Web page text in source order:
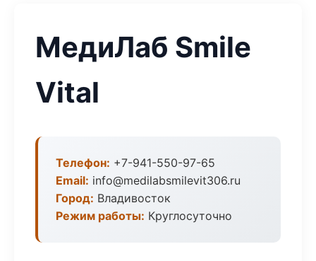
МедиЛаб Smile
Vital
Телефон: +7-941-550-97-65
Email: info@medilabsmilevit306.ru
Город: Владивосток
Режим работы: Круглосуточно